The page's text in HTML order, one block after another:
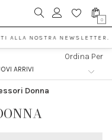
0
ALLA NOSTRA NEWSLETTER.
Ordina Per
Donna